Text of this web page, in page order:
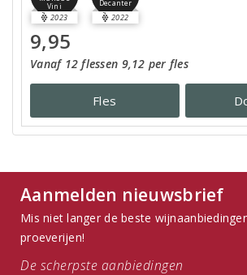
Vini
2023
Decanter
2022
9,95
Vanaf 12 flessen 9,12 per fles
Fles
Aanmelden nieuwsbrief
Mis niet langer de beste
proeverijen!
De scherpste aanbiedingen